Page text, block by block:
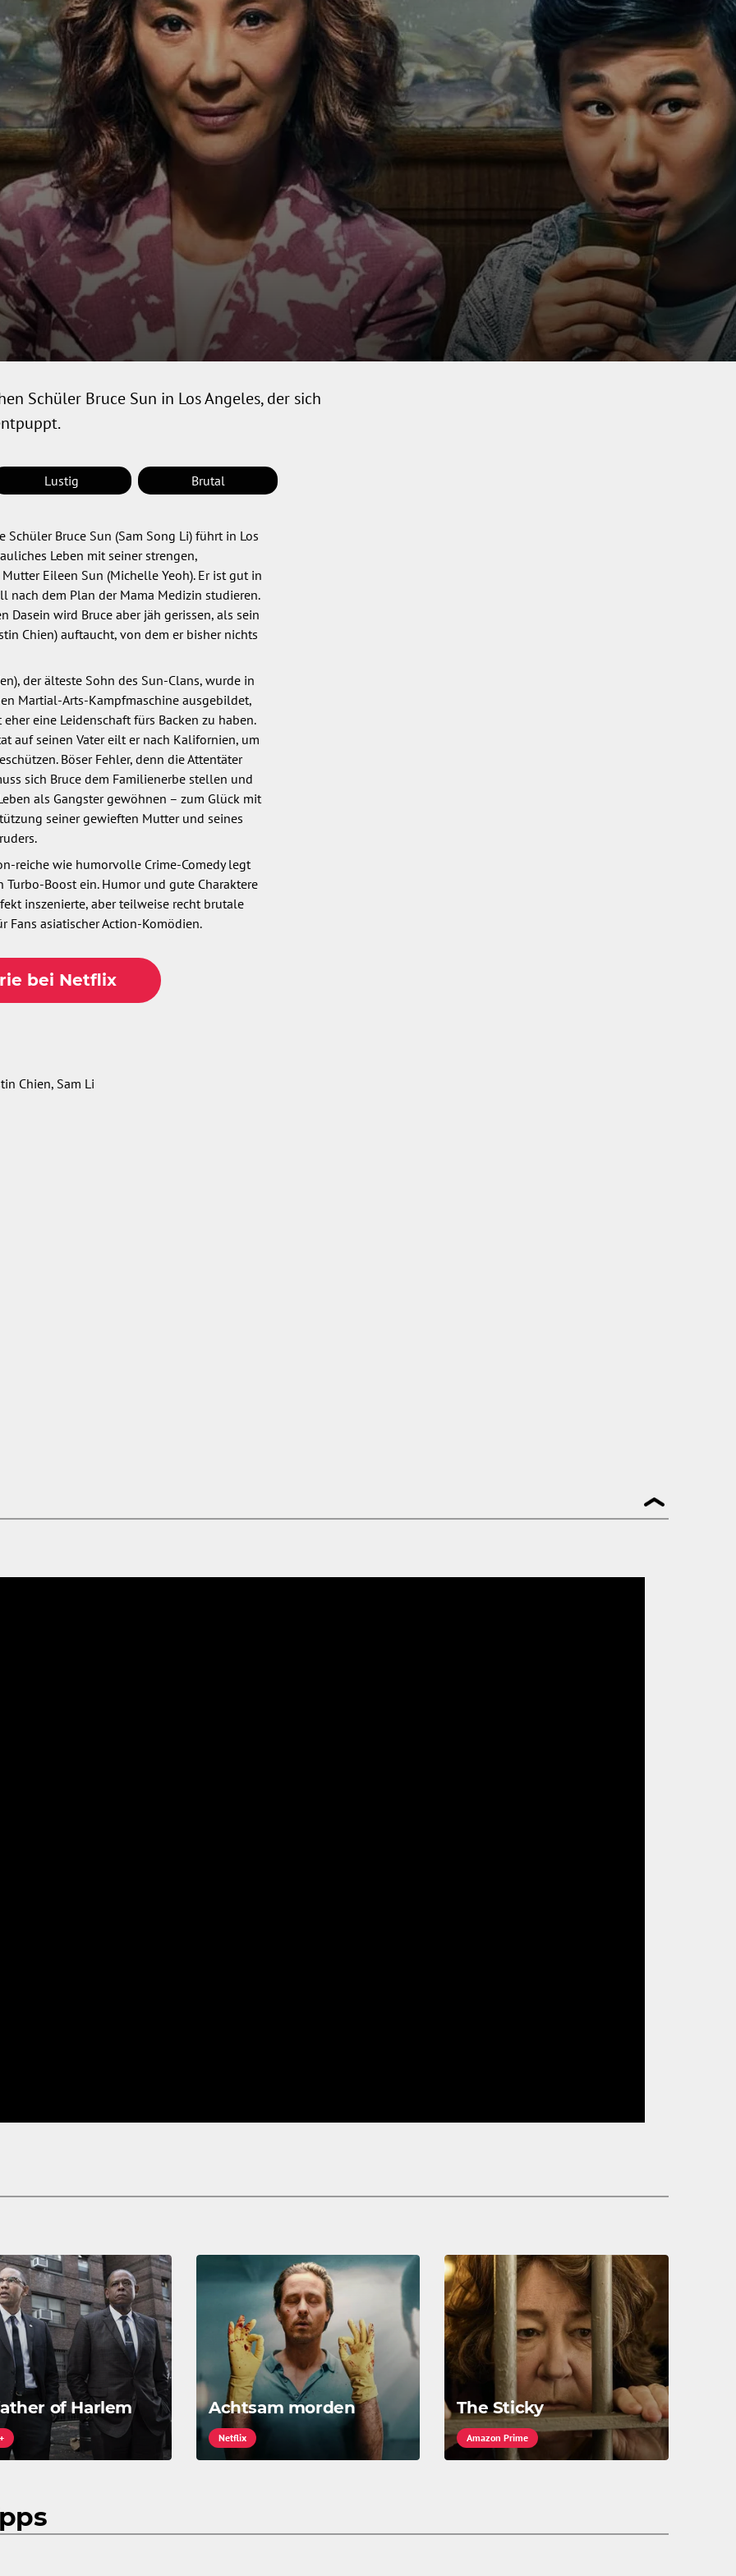
Schüler Bruce Sun in Los Angeles, der sich
Lustig Brutal
Schüler Bruce Sun (Sam Song Li) führt in Los
Leben mit seiner strengen,
Eileen Sun (Michelle Yeoh). Er ist gut in
nach dem Plan der Mama Medizin studieren.
Dasein wird Bruce aber jäh gerissen, als sein
Chien) auftaucht, von dem er bisher nichts
der älteste Sohn des Sun-Clans, wurde in
Martial-Arts-Kampfmaschine ausgebildet,
eine Leidenschaft fürs Backen zu haben.
auf seinen Vater eilt er nach Kalifornien, um
Böser Fehler, denn die Attentäter
sich Bruce dem Familienerbe stellen und
als Gangster gewöhnen – zum Glück mit
seiner gewieften Mutter und seines
reiche wie humorvolle Crime-Comedy legt
Turbo-Boost ein. Humor und gute Charaktere
inszenierte, aber teilweise recht brutale
Fans asiatischer Action-Komödien.
bei Netflix
Chien, Sam Li
of Harlem Achtsam morden
Netflix
The Sticky
Amazon Prime